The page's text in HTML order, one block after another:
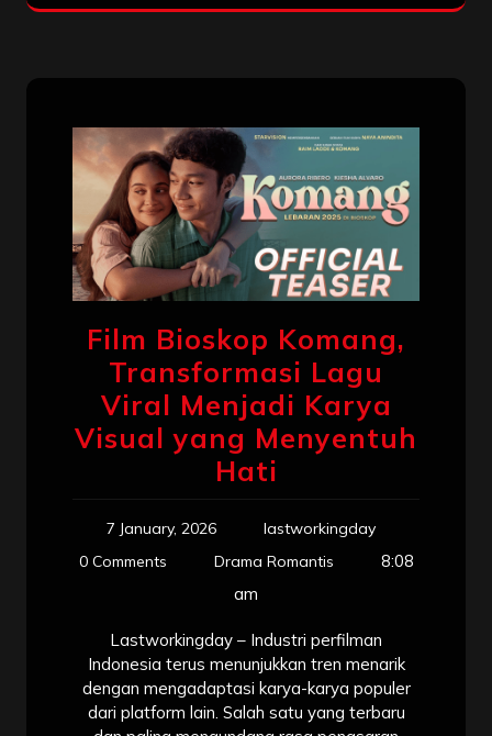
Film Bioskop Komang,
Transformasi Lagu
Viral Menjadi Karya
Visual yang Menyentuh
Hati
7 January, 2026
lastworkingday
0 Comments
Drama Romantis
8:08
am
Lastworkingday – Industri perfilman
Indonesia terus menunjukkan tren menarik
dengan mengadaptasi karya-karya populer
dari platform lain. Salah satu yang terbaru